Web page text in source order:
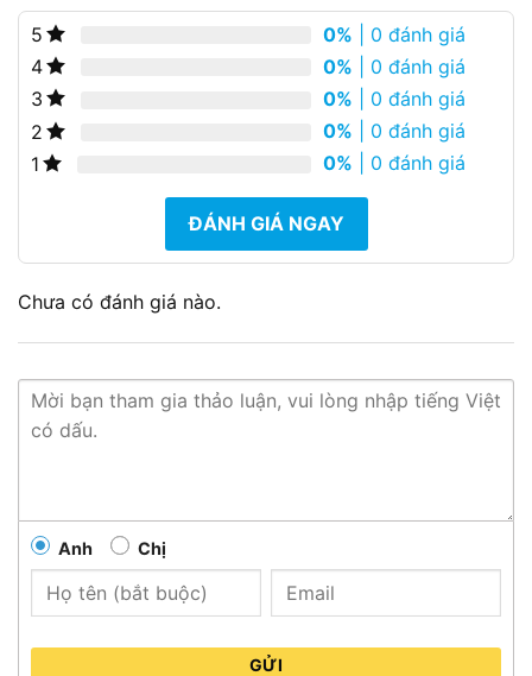
5 0% | 0 đánh giá
4
0% | 0 đánh giá
3
0% | 0 đánh giá
2
0% | 0 đánh giá
1
0% | 0 đánh giá
ĐÁNH GIÁ NGAY
Chưa có đánh giá nào.
Anh Chị
GỬI